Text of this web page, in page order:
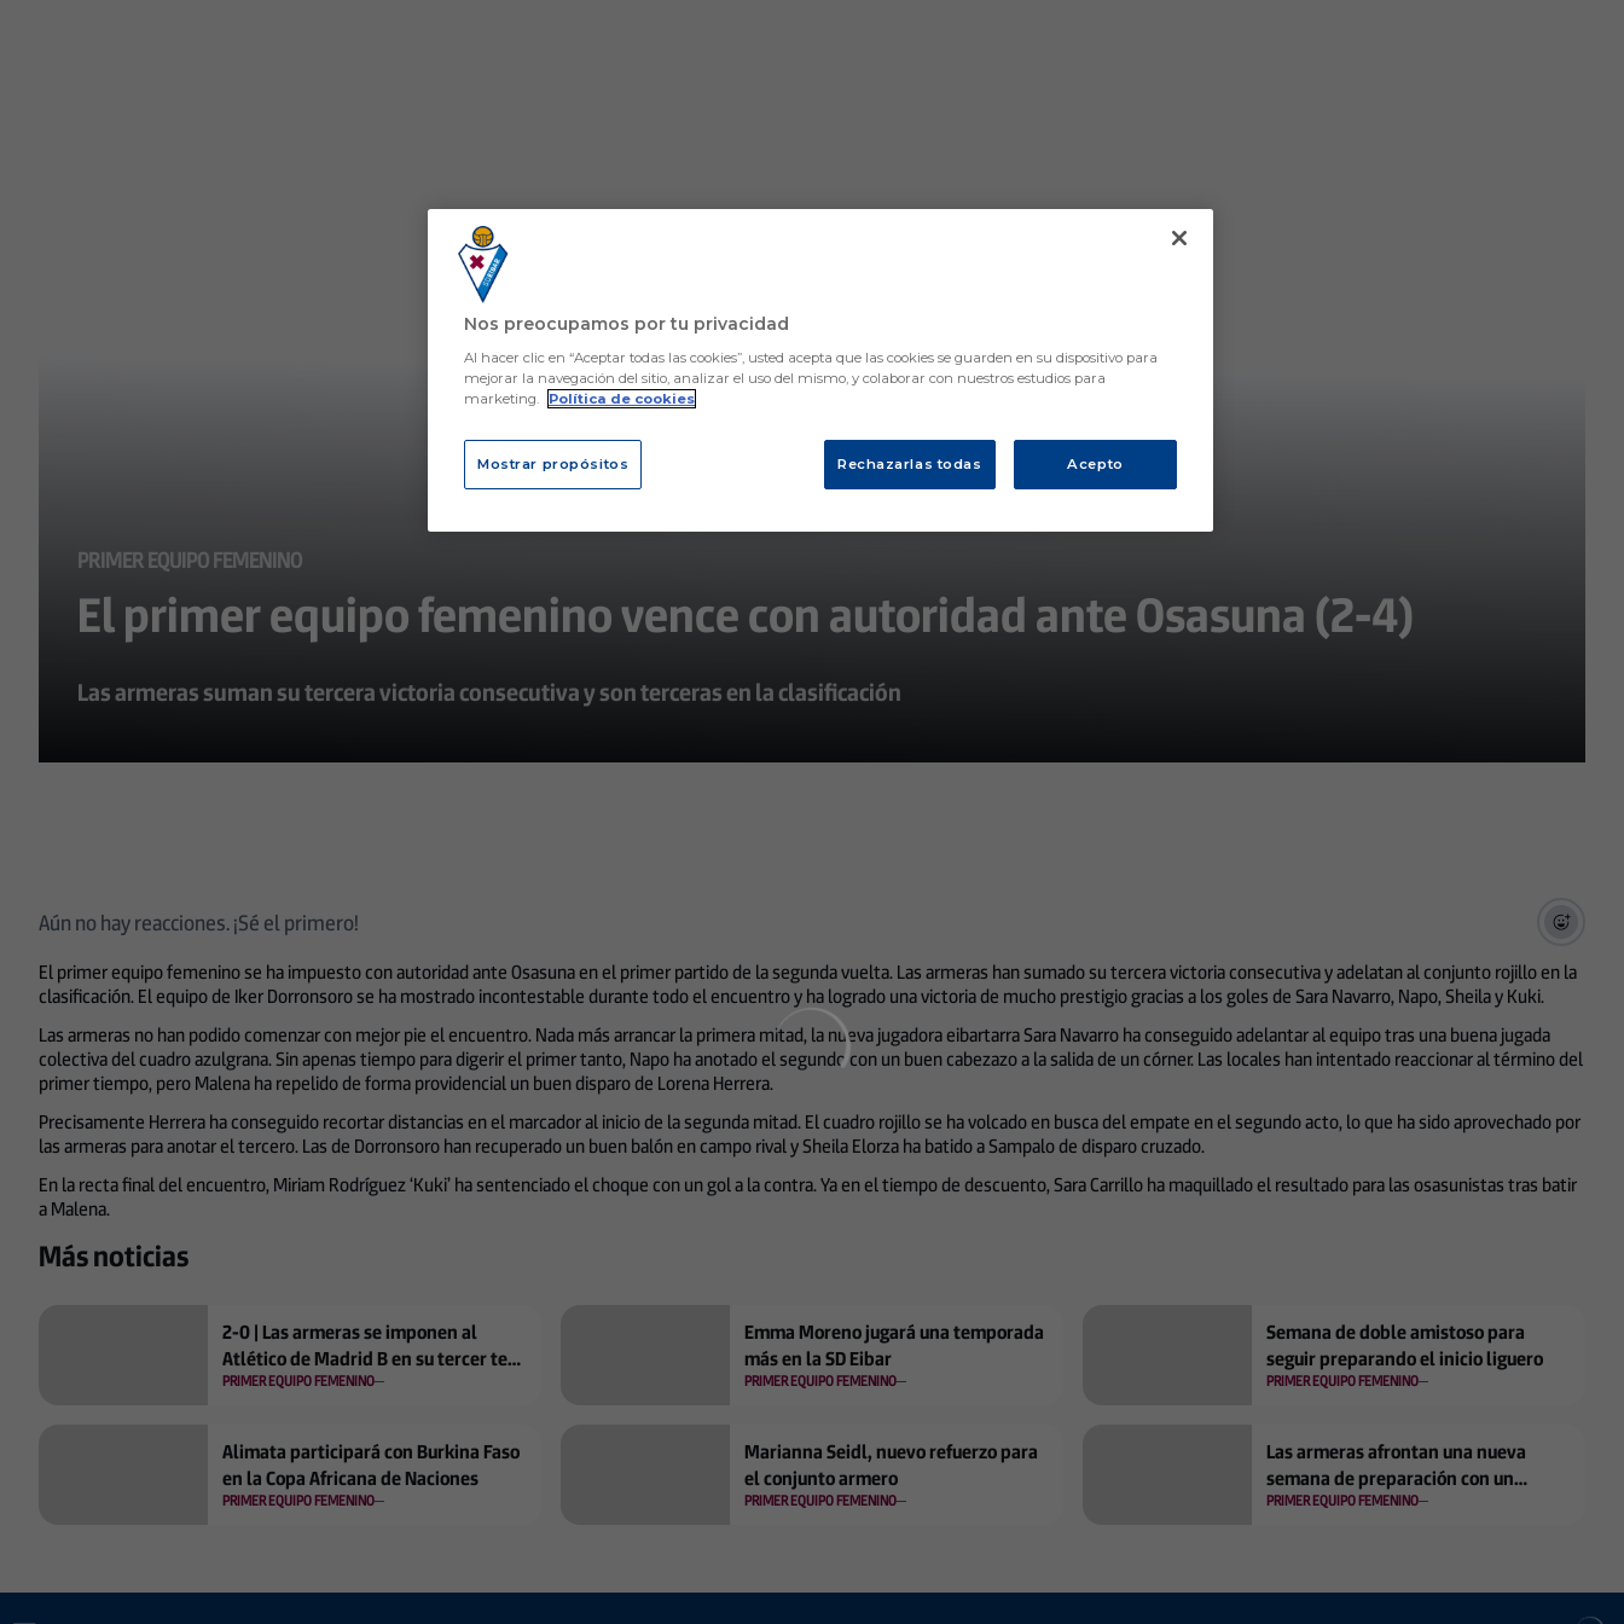
PRIMER EQUIPO FEMENINO
El primer equipo femenino vence con autoridad ante Osasuna (2-4)
Las armeras suman su tercera victoria consecutiva y son terceras en la clasificación
Aún no hay reacciones. ¡Sé el primero!
El primer equipo femenino se ha impuesto con autoridad ante Osasuna en el primer partido de la segunda vuelta. Las armeras han sumado su tercera victoria consecutiva y adelatan al conjunto rojillo en la
clasificación. El equipo de Iker Dorronsoro se ha mostrado incontestable durante todo el encuentro y ha logrado una victoria de mucho prestigio gracias a los goles de Sara Navarro, Napo, Sheila y Kuki.
Las armeras no han podido comenzar con mejor pie el encuentro. Nada más arrancar la primera mitad, la nueva jugadora eibartarra Sara Navarro ha conseguido adelantar al equipo tras una buena jugada
colectiva del cuadro azulgrana. Sin apenas tiempo para digerir el primer tanto, Napo ha anotado el segundo con un buen cabezazo a la salida de un córner. Las locales han intentado reaccionar al término del
primer tiempo, pero Malena ha repelido de forma providencial un buen disparo de Lorena Herrera.
Precisamente Herrera ha conseguido recortar distancias en el marcador al inicio de la segunda mitad. El cuadro rojillo se ha volcado en busca del empate en el segundo acto, lo que ha sido aprovechado por
las armeras para anotar el tercero. Las de Dorronsoro han recuperado un buen balón en campo rival y Sheila Elorza ha batido a Sampalo de disparo cruzado.
En la recta final del encuentro, Miriam Rodríguez ‘Kuki’ ha sentenciado el choque con un gol a la contra. Ya en el tiempo de descuento, Sara Carrillo ha maquillado el resultado para las osasunistas tras batir
a Malena.
Más noticias
2-0 | Las armeras se imponen al
Atlético de Madrid B en su tercer test
de pretemporada
PRIMER EQUIPO FEMENINO
Emma Moreno jugará una temporada
más en la SD Eibar
PRIMER EQUIPO FEMENINO
Semana de doble amistoso para
seguir preparando el inicio liguero
PRIMER EQUIPO FEMENINO
Alimata participará con Burkina Faso
en la Copa Africana de Naciones
PRIMER EQUIPO FEMENINO
Marianna Seidl, nuevo refuerzo para
el conjunto armero
PRIMER EQUIPO FEMENINO
Las armeras afrontan una nueva
semana de preparación con un
amistoso ante el Toulouse FC
PRIMER EQUIPO FEMENINO
Nos preocupamos por tu privacidad
Al hacer clic en “Aceptar todas las cookies”, usted acepta que las cookies se guarden en su dispositivo para
mejorar la navegación del sitio, analizar el uso del mismo, y colaborar con nuestros estudios para
marketing.
Política de cookies
Mostrar propósitos Rechazarlas todas Acepto